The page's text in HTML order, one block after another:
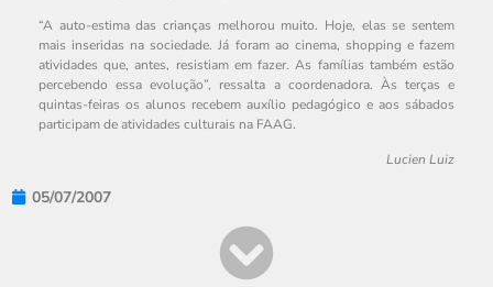
“A auto-estima das crianças melhorou muito. Hoje, elas se sentem
mais inseridas na sociedade. Já foram ao cinema, shopping e fazem
atividades que, antes, resistiam em fazer. As famílias também estão
percebendo essa evolução”, ressalta a coordenadora. Às terças e
quintas-feiras os alunos recebem auxílio pedagógico e aos sábados
participam de atividades culturais na FAAG.
Lucien Luiz
05/07/2007